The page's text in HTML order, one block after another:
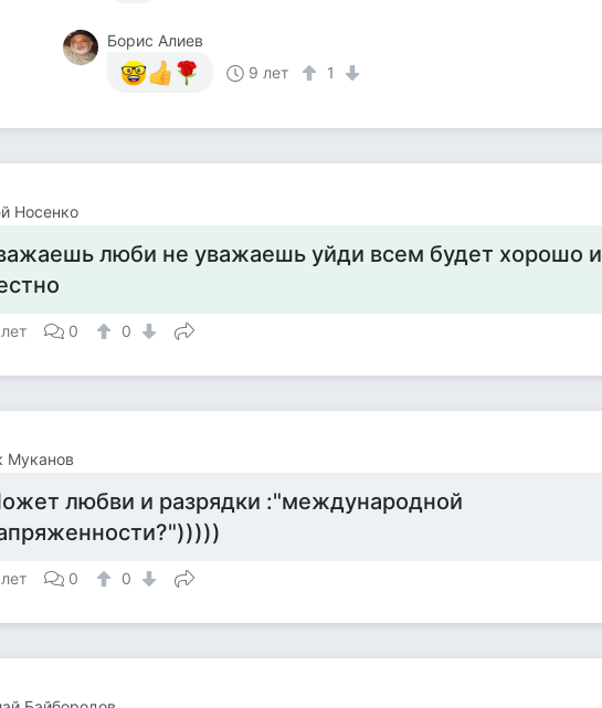
Борис Алиев
9 лет
1
Носенко
люби не уважаешь уйди всем будет хорошо и
0 0
Муканов
любви и разрядки :"международной
0 0